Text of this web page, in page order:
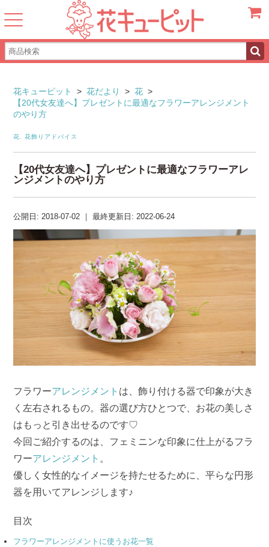
花キューピット > 花だより > 花 >
【20代女友達へ】プレゼントに最適なフラワーアレンジメント
のやり方
花 ,花飾りアドバイス
【20代女友達へ】プレゼントに最適なフラワーアレ
ンジメントのやり方
公開日:2018-07-02 ｜最終更新日:2022-06-24
フラワーアレンジメント は、飾り付ける器で印象が大き
く左右されるもの。器の選び方ひとつで、お花の美しさ
はもっと引き出せるのです♡
今回ご紹介するのは、フェミニンな印象に仕上がるフラ
ワーアレンジメント 。
優しく女性的なイメージを持たせるために、平らな円形
器を用いてアレンジします♪
目次
フラワーアレンジメントに使うお花一覧